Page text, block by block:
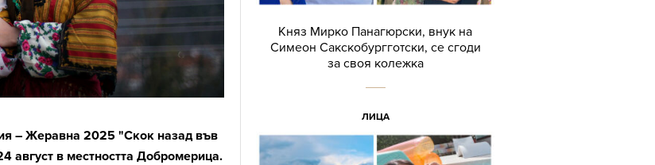
– Жеравна 2025 "Скок назад във
август в местността Добромерица.
Княз Мирко Панагюрски, внук на
Симеон Сакскобургготски, се сгоди
за своя колежка
ЛИЦА